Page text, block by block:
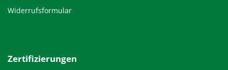
Widerrufsformular
Zertifizierungen